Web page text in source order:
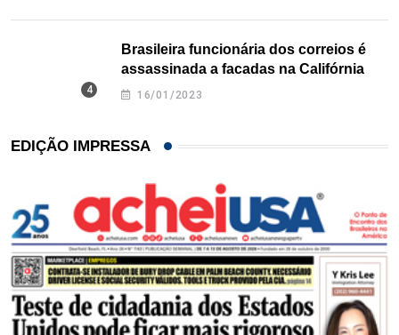
Brasileira funcionária dos correios é
assassinada a facadas na Califórnia
16/01/2023
EDIÇÃO IMPRESSA